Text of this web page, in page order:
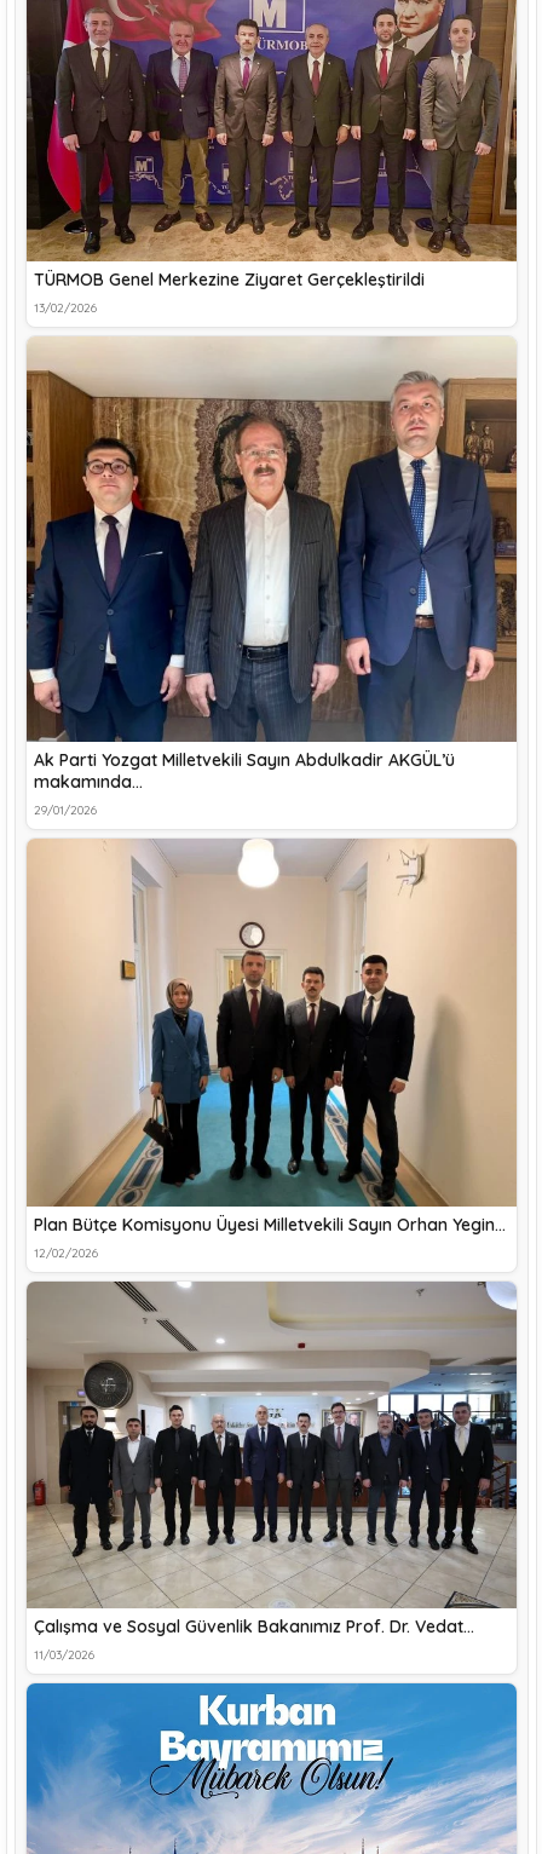
TÜRMOB Genel Merkezine Ziyaret Gerçekleştirildi
13/02/2026
Ak Parti Yozgat Milletvekili Sayın Abdulkadir AKGÜL’ü
makamında…
29/01/2026
Plan Bütçe Komisyonu Üyesi Milletvekili Sayın Orhan Yegin…
12/02/2026
Çalışma ve Sosyal Güvenlik Bakanımız Prof. Dr. Vedat…
11/03/2026